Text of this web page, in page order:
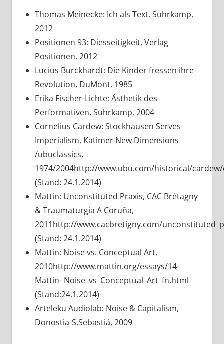
Thomas Meinecke: Ich als Text, Suhrkamp,
2012
Positionen 93: Diesseitigkeit, Verlag
Positionen, 2012
Lucius Burckhardt: Die Kinder fressen ihre
Revolution, DuMont, 1985
Erika Fischer-Lichte: Ästhetik des
Performativen, Suhrkamp, 2004
Cornelius Cardew: Stockhausen Serves
Imperialism, Katimer New Dimensions
/ubuclassics,
1974/2004http://www.ubu.com/historical/
(Stand: 24.1.2014)
Mattin: Unconstituted Praxis, CAC Brétagny
& Traumaturgia A Coruña,
2011http://www.cacbretigny.com/
(Stand: 24.1.2014)
Mattin: Noise vs. Conceptual Art,
2010http://www.mattin.org/essays/14-
Mattin- Noise_vs_Conceptual_Art_fn.html
(Stand:24.1.2014)
Arteleku Audiolab: Noise & Capitalism,
Donostia-S.Sebastiá, 2009